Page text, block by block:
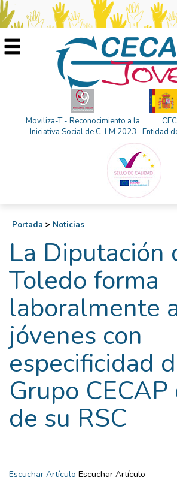
Moviliza-T - Reconocimiento a la
Iniciativa Social de C-LM 2023
Entidad
Portada > Noticias
La Diputación
Toledo forma
laboralmente
jóvenes con
especificidad
Grupo
de su RSC
Escuchar Artículo Escuchar Artículo